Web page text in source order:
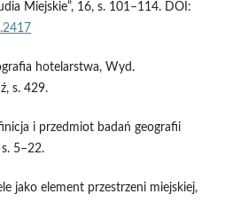
Miejskie”, 16, s. 101–114. DOI:
hotelarstwa, Wyd.
s. 429.
i przedmiot badań geografii
5–22.
jako element przestrzeni miejskiej,